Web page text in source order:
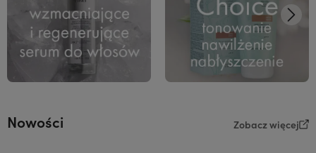
Nowości Zobacz więcej